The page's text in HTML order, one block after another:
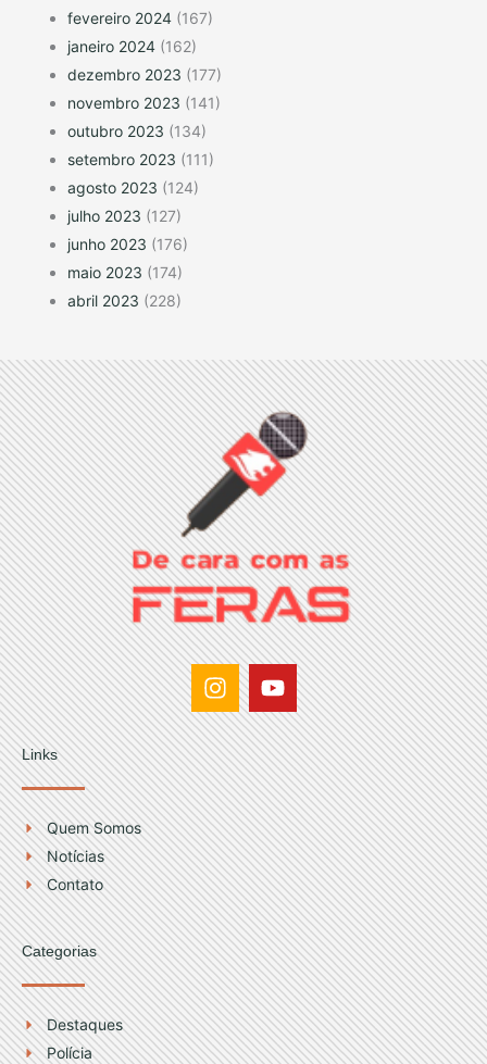
fevereiro 2024 (167)
janeiro 2024 (162)
dezembro 2023 (177)
novembro 2023 (141)
outubro 2023 (134)
setembro 2023 (111)
agosto 2023 (124)
julho 2023 (127)
junho 2023 (176)
maio 2023 (174)
abril 2023 (228)
I
n
s
t
a
g
r
a
m
Y
o
u
t
u
b
e
Links
Quem Somos
Notícias
Contato
Categorias
Destaques
Polícia